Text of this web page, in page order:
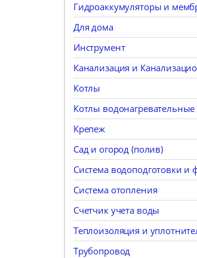
Гидроаккумуляторы и
Для дома
Инструмент
Канализация и
Котлы
Котлы водонагревательные
Крепеж
Сад и огород (полив)
Система водоподготовки и
Система отопления
Счетчик учета воды
Теплоизоляция и
Трубопровод